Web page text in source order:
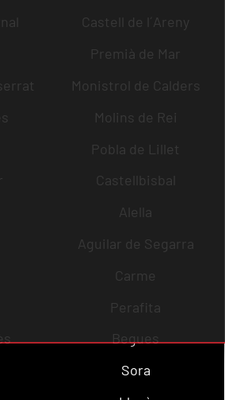
Castell de l´Areny
Premià de Mar
Monistrol de Calders
Molins de Rei
Pobla de Lillet
Castellbisbal
Alella
Aguilar de Segarra
Carme
Perafita
Begues
Sora